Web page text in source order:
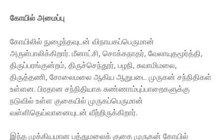
கோயில் அமைப்பு
கோயிலில் நுழைந்தவுடன் விநாயகப்பெருமான்
அருள்பாலிக்கிறார். மீனாட்சி, சொக்கநாதர், வேலாயுதமூர்த்தி,
திருப்பரங்குன்றம், திருச்செந்தூர், பழநி, சுவாமிமலை,
திருத்தணி, சோலைமலை ஆகிய ஆறுபடை முருகன் சந்நிதிகள்
உள்ளன. பிரதான சந்நிதியாக சுண்ணாம்புப்பாறைகளுக்கு
நடுவில் உள்ள குகையில் முருகப்பெருமான்
வள்ளிதெய்வானையுடன் வீற்றிருக்கிறார்.
இந்த முக்கியமான பத்துமலைக் குகை முருகன் கோயில்